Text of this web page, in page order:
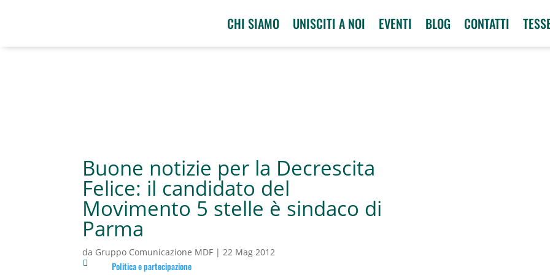
CHI SIAMO UNISCITI A NOI EVENTI BLOG CONTATTI
Buone notizie per la Decrescita
Felice: il candidato del
Movimento 5 stelle è sindaco di
Parma
da Gruppo Comunicazione MDF | 22 Mag 2012
 Politica e partecipazione